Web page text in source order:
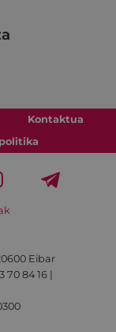
Kontaktua
Eibar
70 84 16 |